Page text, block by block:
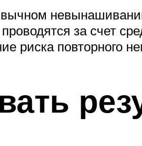
за счет
риска повторного